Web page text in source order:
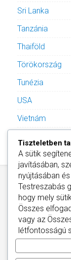
Sri Lanka
Tanzánia
Thaiföld
Törökország
Tunézia
USA
Vietnám
Információ
Tiszteletben
A sütik
javításában,
nyújtásában
Testreszabás
hogy mely
Összes
vagy az
létfontosságú